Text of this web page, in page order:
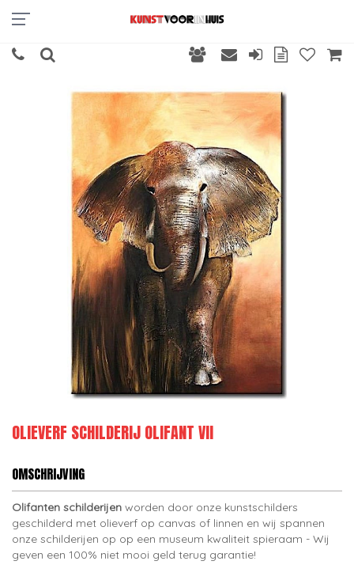
OLIEVERF SCHILDERIJ OLIFANT VII
OMSCHRIJVING
Olifanten schilderijen worden door onze kunstschilders
geschilderd met olieverf op canvas of linnen en wij spannen
onze schilderijen op op een museum kwaliteit spieraam - Wij
geven een 100% niet mooi geld terug garantie!